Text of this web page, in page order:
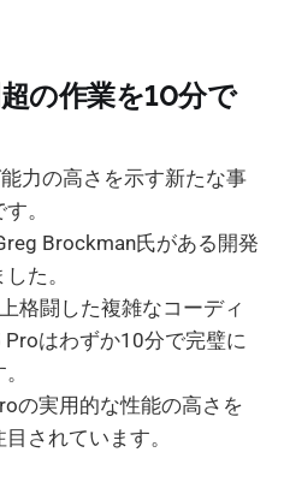
の作業を10分で
力の高さを示す新たな事
。
Brockman氏がある開発
た。
格闘した複雑なコーディ
Proはわずか10分で完璧に
の実用的な性能の高さを
されています。